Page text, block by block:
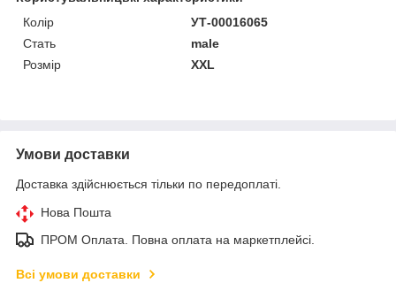
Колір
УТ-00016065
Стать
male
Розмір
XXL
Умови доставки
Доставка здійснюється тільки по передоплаті.
Нова Пошта
ПРОМ Оплата. Повна оплата на маркетплейсі.
Всі умови доставки